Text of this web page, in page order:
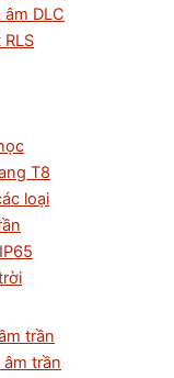
DLC
T8
loại
trần
trần